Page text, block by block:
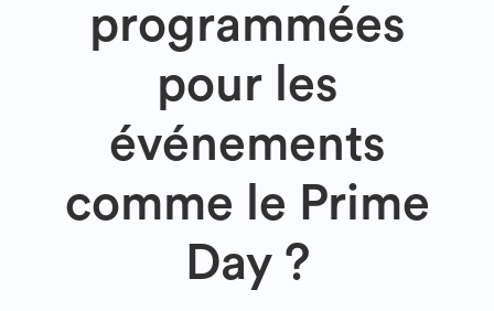
programmées
pour les
événements
comme le Prime
Day ?